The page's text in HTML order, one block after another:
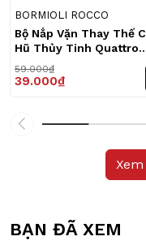
BORMIOLI ROCCO
Bộ Nắp Vặn Thay Thế
Hũ Thủy Tinh Quattro
56mm / 70mm / 86mm
Bormioli Rocco
59.000₫
39.000₫
BẠN ĐÃ XEM